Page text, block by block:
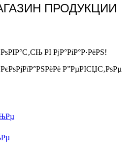
ПРОДУКЦИИ
РІ РјР°РіР°Р·РёРЅ!
Р”РµРІСЏС‚РѕРµ